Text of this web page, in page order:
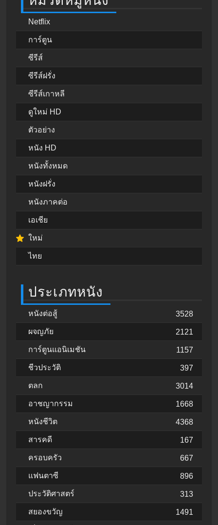
Netflix
การ์ตูน
ซีรีส์
ซีรีส์ฝรั่ง
ซีรีส์เกาหลี
ดูใหม่ HD
ตัวอย่าง
หนัง HD
หนังทั้งหมด
หนังฝรั่ง
หนังภาคต่อ
เอเชีย
ใหม่
ไทย
ประเภทหนัง
หนังต่อสู้ 3528
ผจญภัย 2121
การ์ตูนแอนิเมชัน 1157
ชีวประวัติ 397
ตลก 3014
อาชญากรรม 1668
หนังชีวิต 4368
สารคดี 167
ครอบครัว 667
แฟนตาซี 896
ประวัติศาสตร์ 313
สยองขวัญ 1491